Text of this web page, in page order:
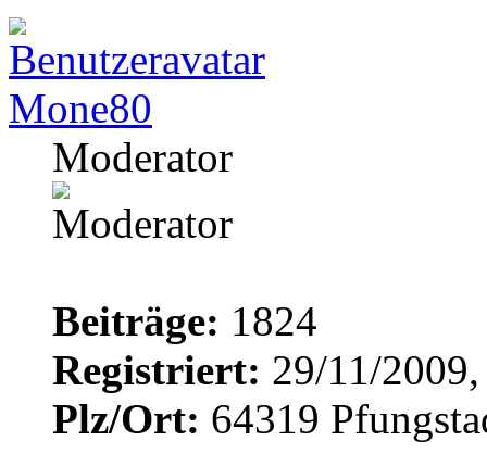
Mone80
Moderator
Beiträge: 1824
Registriert: 29/11/
Plz/Ort: 64319